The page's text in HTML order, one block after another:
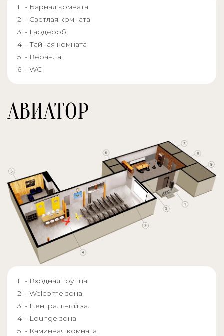
- Барная комната
- Светлая комната
- Гардероб
- Тайная комната
- Веранда
- WC
АВИАТОР
- Входная группа
- Welcome зона
- Центральный зал
- Lounge зона
- Каминная комната